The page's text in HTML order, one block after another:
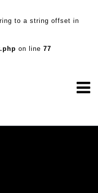
to a string offset in
on line 77